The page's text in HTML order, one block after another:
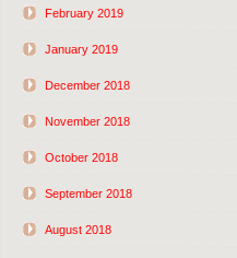
February 2019
January 2019
December 2018
November 2018
October 2018
September 2018
August 2018